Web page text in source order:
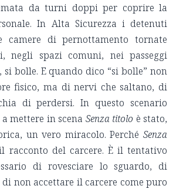
da turni doppi per coprire la
In Alta Sicurezza i detenuti
camere di pernottamento tornate
negli spazi comuni, nei passeggi
si bolle. E quando dico “si bolle” non
fisico, ma di nervi che saltano, di
di perdersi. In questo scenario
mettere in scena Senza titolo è stato,
un vero miracolo. Perché Senza
racconto del carcere. È il tentativo
di rovesciare lo sguardo, di
non accettare il carcere come puro